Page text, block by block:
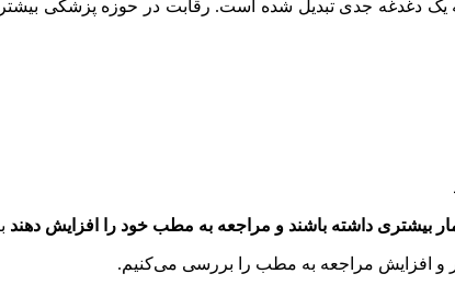
دغدغه جدی تبدیل شده است. رقابت در حوزه پزشکی بیشتر
بیشتری داشته باشند و مراجعه به مطب خود را افزایش دهند